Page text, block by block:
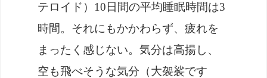
テロイド）10日間の平均睡眠時間は3
時間。それにもかかわらず、疲れを
まったく感じない。気分は高揚し、
空も飛べそうな気分（大袈裟です